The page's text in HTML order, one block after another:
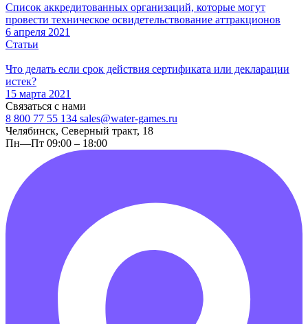
Список аккредитованных организаций, которые могут
провести техническое освидетельствование аттракционов
6 апреля 2021
Статьи
Что делать если срок действия сертификата или декларации
истек?
15 марта 2021
Связаться с нами
8 800 77 55 134 sales@water-games.ru
Челябинск, Северный тракт, 18
Пн—Пт 09:00 – 18:00